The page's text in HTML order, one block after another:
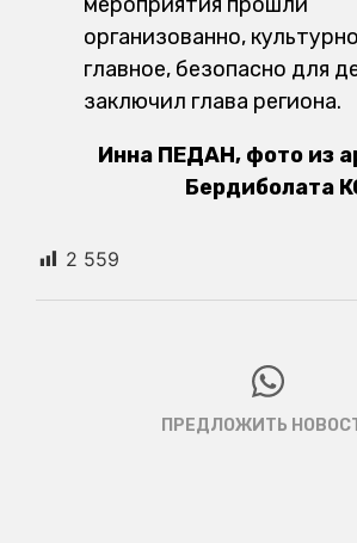
организованно,
главное, безопасно для
заключил глава региона.
Инна ПЕДАН, фото из
Бердиболата
2 559
ПРЕДЛОЖИТЬ